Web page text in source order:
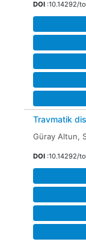
DOI :10.14292/
Travmatik
Güray Altun,
DOI :10.14292/